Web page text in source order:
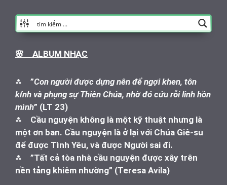
🌸 ALBUM NHẠC
⁂ ”Con người được dựng nên để ngợi khen, tôn
kính và phụng sự Thiên Chúa, nhờ đó cứu rỗi linh hồn
mình” (LT 23)
⁂ Cầu nguyện không là một kỹ thuật nhưng là
một ơn ban. Cầu nguyện là ở lại với Chúa Giê-su
để được Tình Yêu, và được Người sai đi.
⁂ ”Tất cả tòa nhà cầu nguyện được xây trên
nền tảng khiêm nhường” (Teresa Avila)